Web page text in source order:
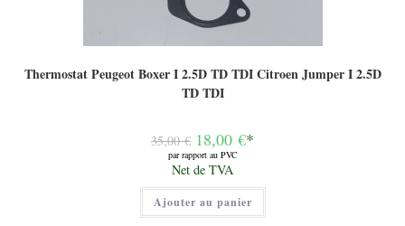
Thermostat Peugeot Boxer I 2.5D TD TDI Citroen Jumper I 2.5D
TD TDI
35,00€ Le
prix
initial
était :
35,00 €.
18,00 €*
par rapport au PVC
Le
prix
actuel
est :
18,00 €.
Net de TVA
Ajouter au panier